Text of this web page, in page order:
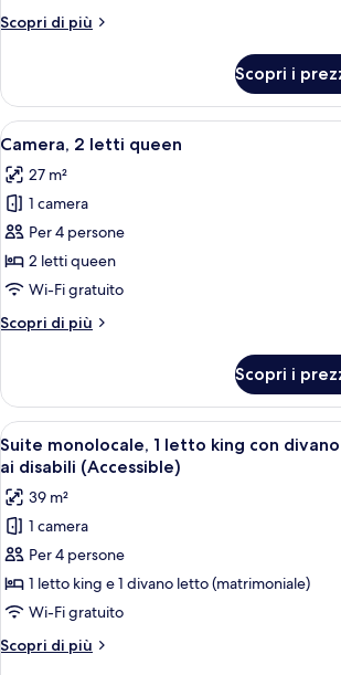
king
letto
(Oceanfront)
Scopri di più
Altri
Deluxe,
letto
con
divano
(Oceanfront)
Scopri i
Apri
tutte
le
foto
per
Camera,
2
queen
Una
5
Camera, 2 letti queen
27 m²
1 camera
Per 4 persone
2 letti queen
Wi-Fi gratuito
Scopri di più
Altri
2
letti
queen
Scopri i
Apri
tutte
le
foto
per
Suite
monolocale,
1
letto
king
Una camera
5
Suite monolocale, 1 letto king con
ai disabili (Accessible)
39 m²
1 camera
Per 4 persone
1 letto king e 1 divano letto (matrimoniale)
Wi-Fi gratuito
Scopri di più
Altri